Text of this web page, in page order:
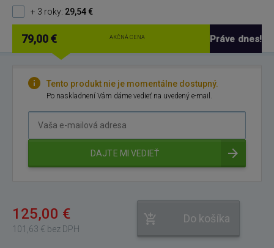
+ 3 roky: 29,54 €
79,00 € AKČNÁ CENA Práve dnes!
Tento produkt nie je momentálne dostupný.
Po naskladnení Vám dáme vedieť na uvedený e-mail.
DAJTE MI VEDIEŤ
125,00 €
101,63 € bez DPH
Do košíka